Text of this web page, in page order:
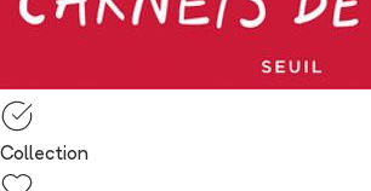
Collection